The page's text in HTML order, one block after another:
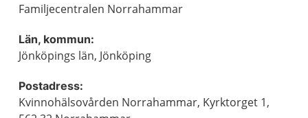
Familjecentralen Norrahammar
Län, kommun:
Jönköpings län, Jönköping
Postadress:
Kvinnohälsovården Norrahammar, Kyrktorget 1,